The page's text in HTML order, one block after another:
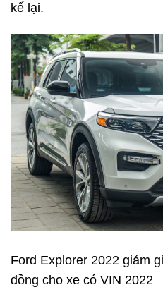
kế lại.
Ford Explorer 2022 giảm
đồng cho xe có VIN 2022